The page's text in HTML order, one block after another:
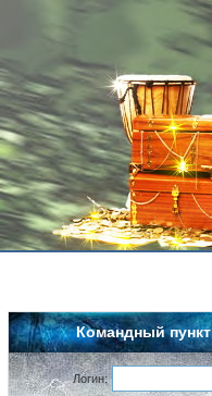
Командный пункт
Логин: